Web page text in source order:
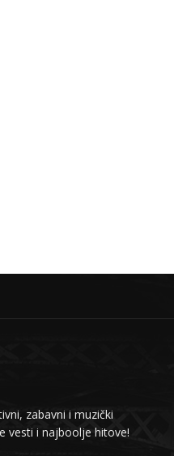
zabavni i muzički
vesti i najboolje hitove!